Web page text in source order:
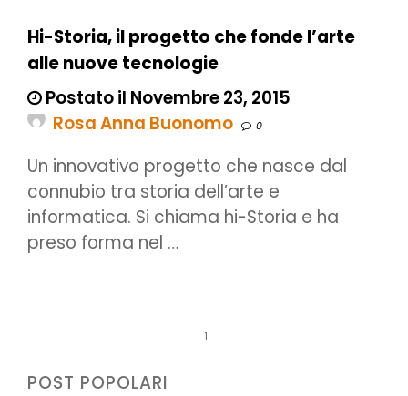
Hi-Storia, il progetto che fonde l’arte
alle nuove tecnologie
Postato il Novembre 23, 2015
Rosa Anna Buonomo
0
Un innovativo progetto che nasce dal
connubio tra storia dell’arte e
informatica. Si chiama hi-Storia e ha
preso forma nel …
1
POST POPOLARI